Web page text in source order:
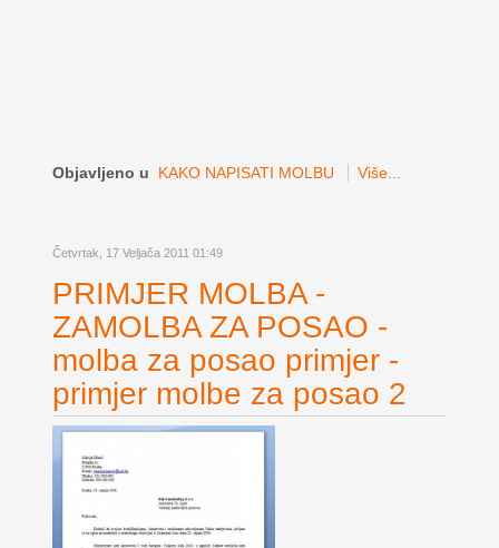
Objavljeno u KAKO NAPISATI MOLBU Više...
Četvrtak, 17 Veljača 2011 01:49
PRIMJER MOLBA -
ZAMOLBA ZA POSAO -
molba za posao primjer -
primjer molbe za posao 2